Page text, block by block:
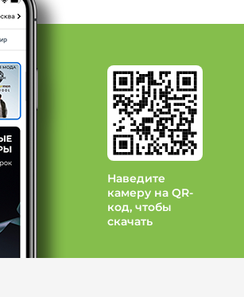
Наведите
камеру на QR-
код, чтобы
скачать